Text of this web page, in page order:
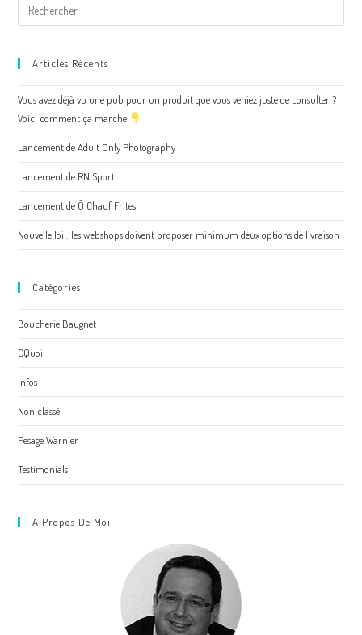
Articles Récents
Vous avez déjà vu une pub pour un produit que vous veniez juste de consulter ?
Voici comment ça marche
Lancement de Adult Only Photography
Lancement de RN Sport
Lancement de Ô Chauf Frites
Nouvelle loi : les webshops doivent proposer minimum deux options de livraison
Catégories
Boucherie Baugnet
CQuoi
Infos
Non classé
Pesage Warnier
Testimonials
A Propos De Moi